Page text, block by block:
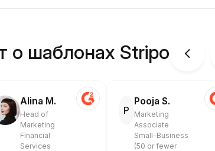
о шаблонах Stripo
Alina M.
Head of
Marketing
Financial
Services
P
Pooja S.
Marketing
Associate
Small-Business
(50 or fewer